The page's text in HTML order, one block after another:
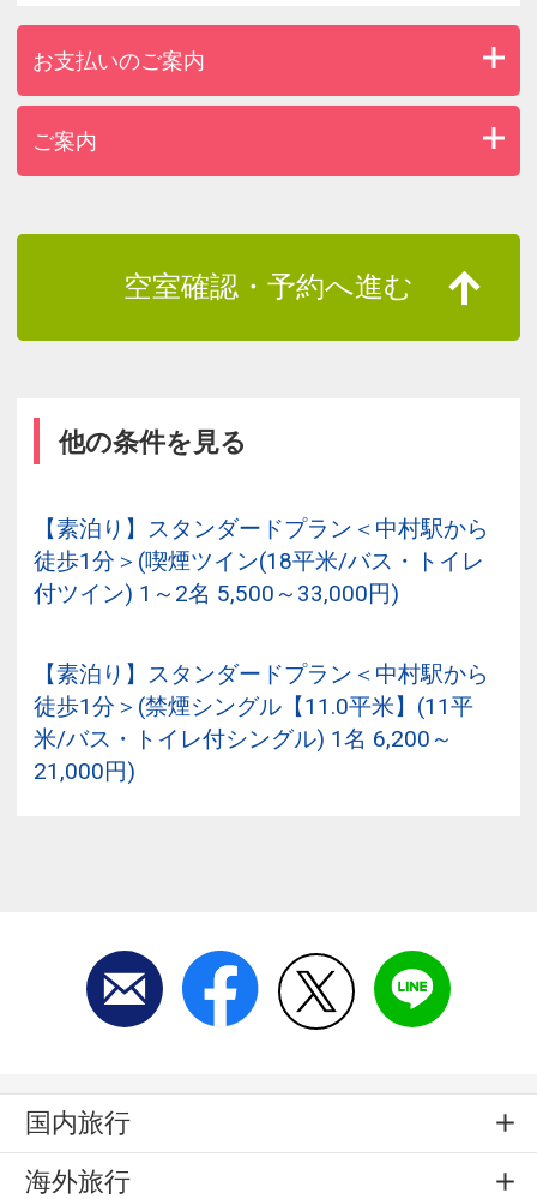
お支払いのご案内
ご案内
空室確認・予約へ進む
他の条件を見る
【素泊り】スタンダードプラン＜中村駅から
徒歩1分＞(喫煙ツイン(18平米/バス・トイレ
付ツイン) 1～2名 5,500～33,000円)
【素泊り】スタンダードプラン＜中村駅から
徒歩1分＞(禁煙シングル【11.0平米】(11平
米/バス・トイレ付シングル) 1名 6,200～
21,000円)
国内旅行
海外旅行